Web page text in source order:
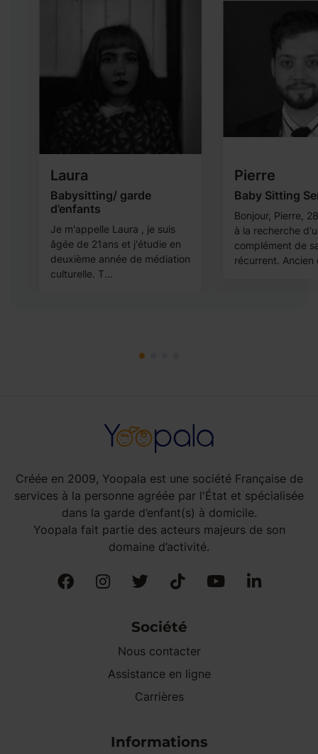
Laura
Babysitting/ garde
d’enfants
Je m'appelle Laura , je suis
âgée de 21ans et j'étudie en
deuxième année de médiation
culturelle. T...
Pierre
Baby Sitting
Bonjour, Pierre,
à la recherche
complément de
récurrent. Ancien
Créée en 2009, Yoopala est une société Française de
services à la personne agréée par l'État et spécialisée
dans la garde d’enfant(s) à domicile.
Yoopala fait partie des acteurs majeurs de son
domaine d’activité.
Société
Nous contacter
Assistance en ligne
Carrières
Informations